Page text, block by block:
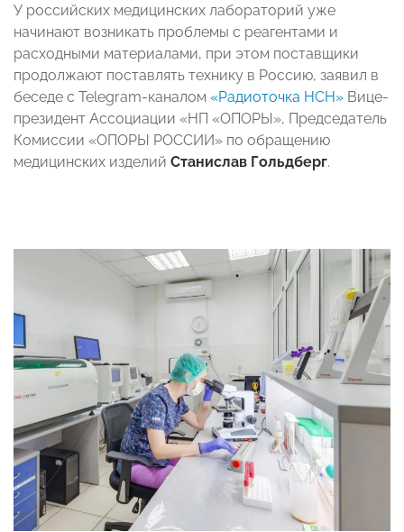
У российских медицинских лабораторий уже
начинают возникать проблемы с реагентами и
расходными материалами, при этом поставщики
продолжают поставлять технику в Россию, заявил в
беседе с Telegram-каналом «Радиоточка НСН» Вице-
президент Ассоциации «НП «ОПОРЫ», Председатель
Комиссии «ОПОРЫ РОССИИ» по обращению
медицинских изделий Станислав Гольдберг.